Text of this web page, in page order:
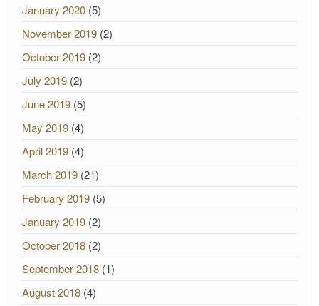
January 2020 (5)
November 2019 (2)
October 2019 (2)
July 2019 (2)
June 2019 (5)
May 2019 (4)
April 2019 (4)
March 2019 (21)
February 2019 (5)
January 2019 (2)
October 2018 (2)
September 2018 (1)
August 2018 (4)